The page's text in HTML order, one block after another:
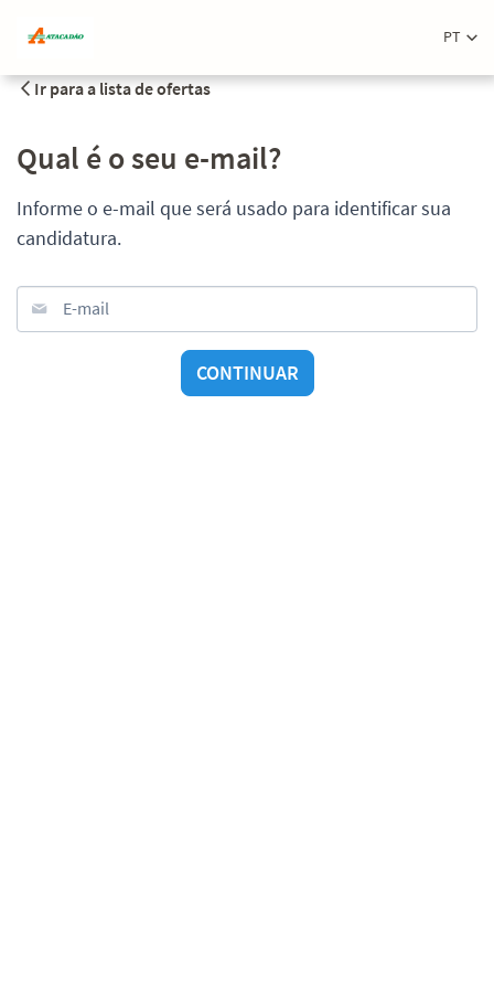
PT
Ir para a lista de ofertas
Qual é o seu e-mail?
Informe o e-mail que será usado para identificar sua
candidatura.
E-mail
CONTINUAR